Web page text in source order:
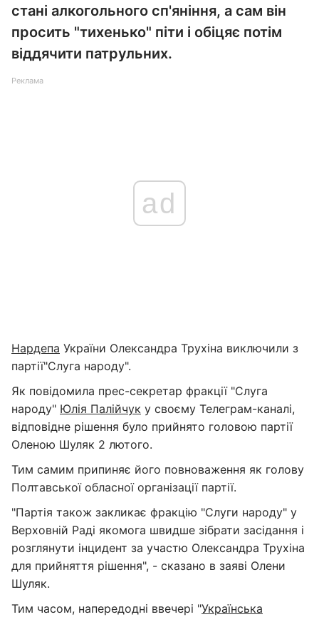
стані алкогольного сп'яніння, а сам він
просить "тихенько" піти і обіцяє потім
віддячити патрульних.
Реклама
ad
Нардепа України Олександра Трухіна виключили з
партії"Слуга народу".
Як повідомила прес-секретар фракції "Слуга
народу" Юлія Палійчук у своєму Телеграм-каналі,
відповідне рішення було прийнято головою партії
Оленою Шуляк 2 лютого.
Тим самим припиняє його повноваження як голову
Полтавської обласної організації партії.
"Партія також закликає фракцію "Слуги народу" у
Верховній Раді якомога швидше зібрати засідання і
розглянути інцидент за участю Олександра Трухіна
для прийняття рішення", - сказано в заяві Олени
Шуляк.
Тим часом, напередодні ввечері "Українська